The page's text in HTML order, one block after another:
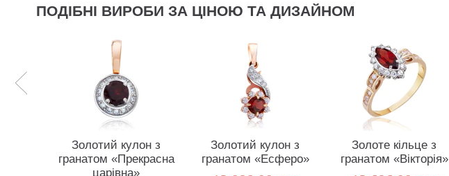
ПОДІБНІ ВИРОБИ ЗА ЦІНОЮ ТА ДИЗАЙНОМ
Золотий кулон з
гранатом «Прекрасна
царівна»
Золотий кулон з
гранатом «Есферо»
Золоте кільце з
гранатом «Вікторія»